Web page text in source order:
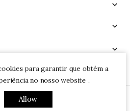



para garantir que obtém a
no nosso website .
Allow